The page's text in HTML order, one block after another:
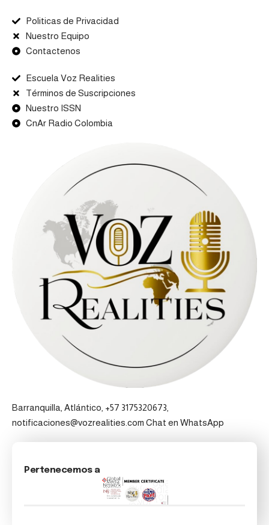
Politicas de Privacidad
Nuestro Equipo
Contactenos
Escuela Voz Realities
Términos de Suscripciones
Nuestro ISSN
CnAr Radio Colombia
Barranquilla, Atlántico, +57 3175320673,
notificaciones@vozrealities.com Chat en WhatsApp
Pertenecemos a